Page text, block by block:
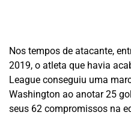
Nos tempos de atacante,
2019, o atleta que havia
League conseguiu uma
Washington ao anotar 25
seus 62 compromissos na